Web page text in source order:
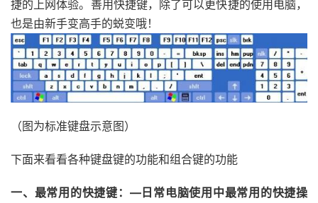
捷的上网体验。善用快捷键，除了可以更快捷的使用电脑，
也是由新手变高手的蜕变哦！
（图为标准键盘示意图）
下面来看看各种键盘键的功能和组合键的功能
一、最常用的快捷键：—日常电脑使用中最常用的快捷操